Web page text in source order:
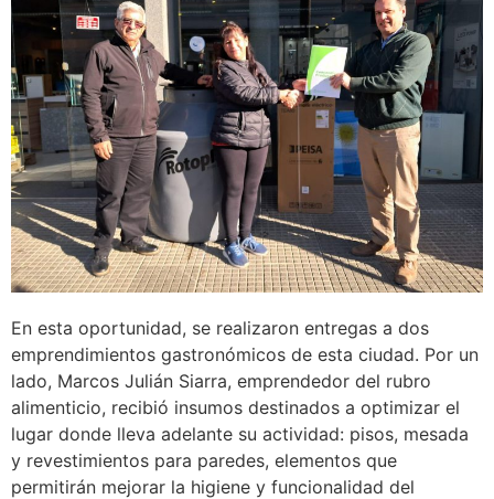
En esta oportunidad, se realizaron entregas a dos
emprendimientos gastronómicos de esta ciudad. Por un
lado, Marcos Julián Siarra, emprendedor del rubro
alimenticio, recibió insumos destinados a optimizar el
lugar donde lleva adelante su actividad: pisos, mesada
y revestimientos para paredes, elementos que
permitirán mejorar la higiene y funcionalidad del